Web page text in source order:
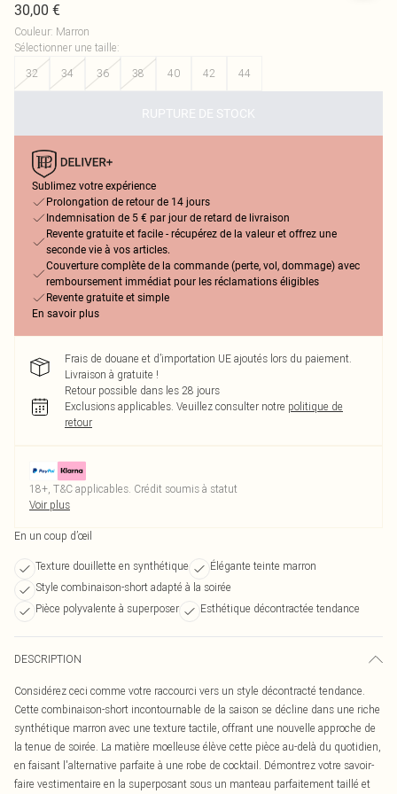
30,00 €
Couleur: Marron
Sélectionner une taille:
32
34 36 38 40 42 44
RUPTURE DE STOCK
Sublimez votre expérience
Prolongation de retour de 14 jours
Indemnisation de 5 € par jour de retard de livraison
Revente gratuite et facile - récupérez de la valeur et offrez une
seconde vie à vos articles.
Couverture complète de la commande (perte, vol, dommage) avec
remboursement immédiat pour les réclamations éligibles
Revente gratuite et simple
En savoir plus
Frais de douane et d’importation UE ajoutés lors du paiement.
Livraison à gratuite !
Retour possible dans les 28 jours
Exclusions applicables. Veuillez consulter notre politique de
retour
18+, T&C applicables. Crédit soumis à statut
Voir plus
En un coup d’œil
Texture douillette en synthétique
Élégante teinte marron
Style combinaison-short adapté à la soirée
Pièce polyvalente à superposer
Esthétique décontractée tendance
DESCRIPTION
Considérez ceci comme votre raccourci vers un style décontracté tendance.
Cette combinaison-short incontournable de la saison se décline dans une riche
synthétique marron avec une texture tactile, offrant une nouvelle approche de
la tenue de soirée. La matière moelleuse élève cette pièce au-delà du quotidien,
en faisant l'alternative parfaite à une robe de cocktail. Démontrez votre savoir-
faire vestimentaire en la superposant sous un manteau parfaitement taillé et